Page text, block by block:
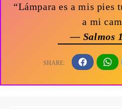
“Lámpara es a mis pies
a mi
— Salmos